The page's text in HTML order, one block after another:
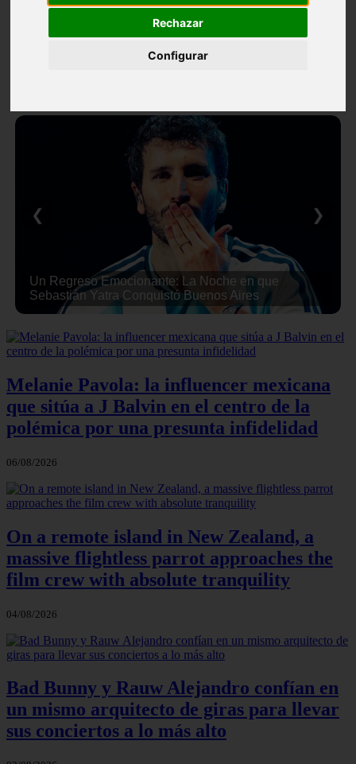
Rechazar
Configurar
Un Regreso Emocionante: La Noche en que
Sebastián Yatra Conquistó Buenos Aires
❮ ❯
Melanie Pavola: la influencer mexicana
que sitúa a J Balvin en el centro de la
polémica por una presunta infidelidad
06/08/2026
On a remote island in New Zealand, a
massive flightless parrot approaches the
film crew with absolute tranquility
04/08/2026
Bad Bunny y Rauw Alejandro confían en
un mismo arquitecto de giras para llevar
sus conciertos a lo más alto